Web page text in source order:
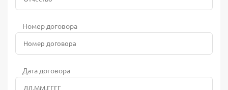
Номер договора
Дата договора